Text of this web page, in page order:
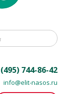
744-86-42
info@elit-nasos.ru